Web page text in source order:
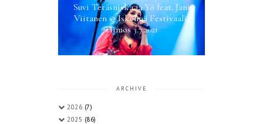
Suvi Teräsniska ja Yö feat. Jani
Viitanen @ Iskelmä Festivaali,
Himos 3.7.2021
ARCHIVE
2026 (7)
2025 (86)